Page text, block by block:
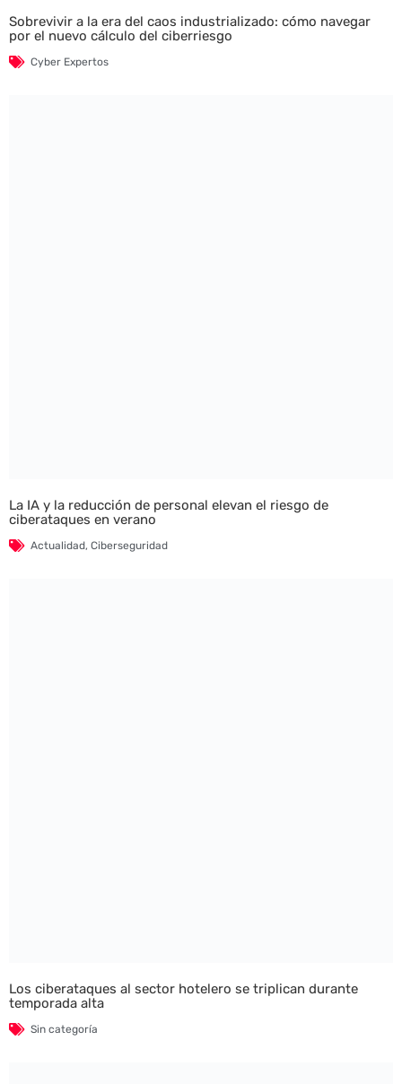
Sobrevivir a la era del caos industrializado: cómo navegar
por el nuevo cálculo del ciberriesgo
Cyber Expertos
La IA y la reducción de personal elevan el riesgo de
ciberataques en verano
Actualidad, Ciberseguridad
Los ciberataques al sector hotelero se triplican durante
temporada alta
Sin categoría